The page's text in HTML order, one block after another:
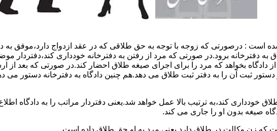
است : درصورتی که زوجه با توجه به حق طلاقی که در عقد ازدواج دارد،موفق
به دفترخانه برود.در صورتی که مرد از رفتن به دفترخانه خودداری کند،دفتردار
دادگاه بخواهد که مرد را برای اجرای صیغه طلاق احضار کند.در صورتی که بعد از
ثبت آن را به دفتر ثبت طلاق می دهد.هم چنین دادگاه به دفترخانه دستور می
خودداری کند،به ترتیب بالا عمل خواهد شد.یعنی دفتردار مراتب را به دادگاه
صیغه بدون او را جاری می کند.
که زن وکالت در طلاق دارد یعنی مرد به او حق طلاق داده است